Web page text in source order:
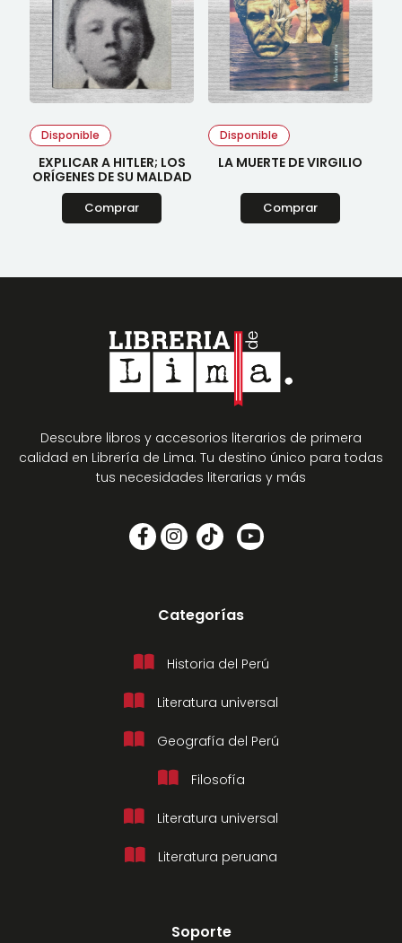
Disponible
EXPLICAR A HITLER; LOS
ORÍGENES DE SU MALDAD
Comprar
Disponible
LA MUERTE DE VIRGILIO
Comprar
Descubre libros y accesorios literarios de primera
calidad en Librería de Lima. Tu destino único para todas
tus necesidades literarias y más
Categorías
Historia del Perú
Literatura universal
Geografía del Perú
Filosofía
Literatura universal
Literatura peruana
Soporte